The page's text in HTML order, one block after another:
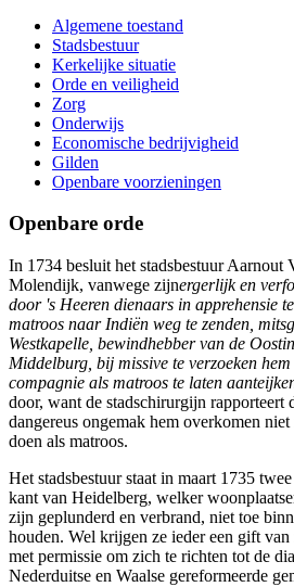
Algemene toestand
Stadsbestuur
Kerkelijke situatie
Orde en veiligheid
Zorg
Onderwijs
Economische bedrijvigheid
Gilden
Openbare voorzieningen
Openbare orde
In 1734 besluit het stadsbestuur Aarnout
Molendijk, vanwege zijnergerlijk en
door 's Heeren dienaars in apprehensie
matroos naar Indiën weg te zenden,
Westkapelle, bewindhebber van de
Middelburg, bij missive te verzoeken
compagnie als matroos te laten
door, want de stadschirurgijn rapporteert
dangereus ongemak hem overkomen
doen als matroos.
Het stadsbestuur staat in maart 1735
kant van Heidelberg, welker
zijn geplunderd en verbrand, niet toe
houden. Wel krijgen ze ieder een gift
met permissie om zich te richten tot de
Nederduitse en Waalse gereformeerde